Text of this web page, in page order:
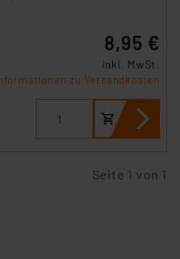
8,95 €
inkl. MwSt.
zu Versandkosten
Seite 1 von 1